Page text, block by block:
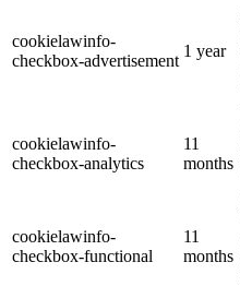
cookielawinfo-
checkbox-advertisement
1 year
cookielawinfo-
checkbox-analytics
11
months
cookielawinfo-
checkbox-functional
11
months